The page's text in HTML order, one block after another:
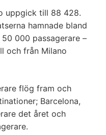
uppgick till 88 428.
hamnade bland
000 passagerare –
och från Milano
flög fram och
Barcelona,
det året och